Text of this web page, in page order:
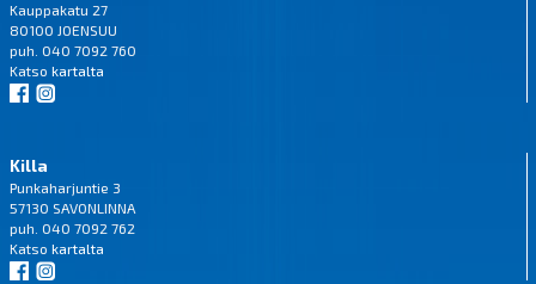
Kauppakatu 27
80100 JOENSUU
puh. 040 7092 760
Katso kartalta
Killa
Punkaharjuntie 3
57130 SAVONLINNA
puh. 040 7092 762
Katso kartalta